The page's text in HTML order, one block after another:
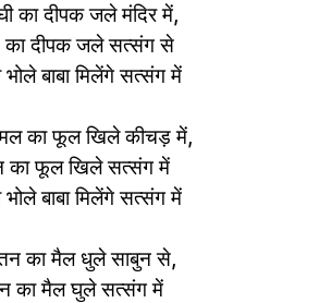
का दीपक जले मंदिर में,
का दीपक जले सत्संग से
बाबा मिलेंगे सत्संग में
का फूल खिले कीचड़ में,
का फूल खिले सत्संग में
बाबा मिलेंगे सत्संग में
का मैल धुले साबुन से,
का मैल घुले सत्संग में